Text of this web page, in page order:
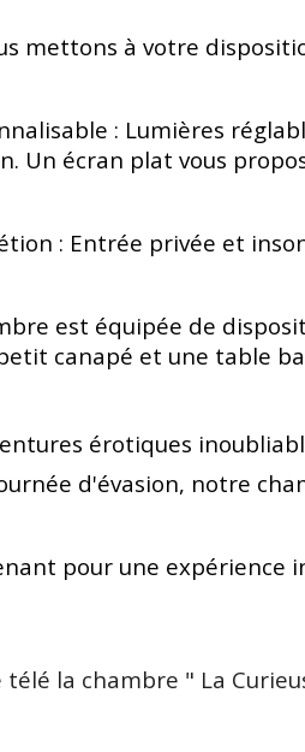
mettons à votre
: Lumières
Un écran plat vous
: Entrée privée et
est équipée de
canapé et une table
érotiques
d'évasion, notre
pour une expérience
télé la chambre " La C